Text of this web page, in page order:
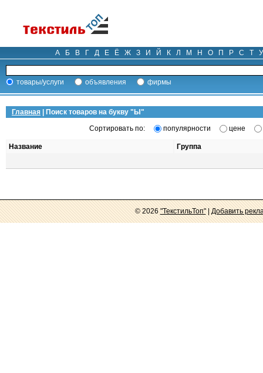
А Б В Г Д Е Ё Ж З И Й К Л М Н О П Р С Т У
товары/услуги объявления фирмы
Главная | Поиск товаров на букву " Ы "
Сортировать по:
популярности цене
Название Группа
© 2026"ТекстильТоп"|Добавить